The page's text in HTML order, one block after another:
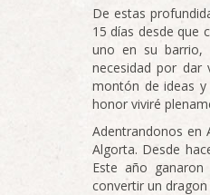
De estas
15 días desde que
uno en su barrio,
necesidad por
montón de ideas y
honor viviré
Adentrandonos en
Algorta. Desde
Este año
convertir un